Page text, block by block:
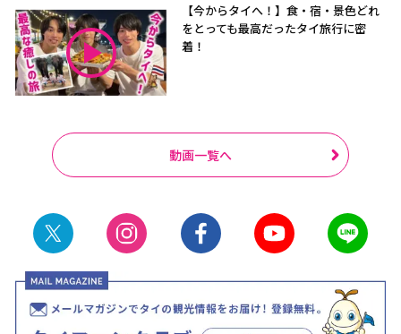
【今からタイへ！】食・宿・景色どれ
をとっても最高だったタイ旅行に密
着！
動画一覧へ